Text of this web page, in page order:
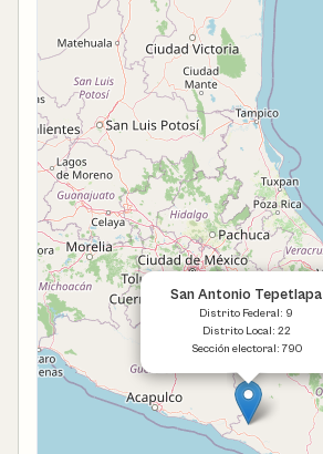
San Antonio Tepetlapa
Distrito Federal: 9
Distrito Local: 22
Sección electoral: 790